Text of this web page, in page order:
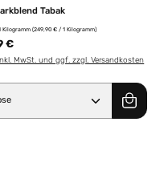
um die
benutze die
Tabak
Kilogramm(249,90 € / 1 Kilogramm)
€
MwSt. und ggf. zzgl. Versandkosten
Anzahl: Gib